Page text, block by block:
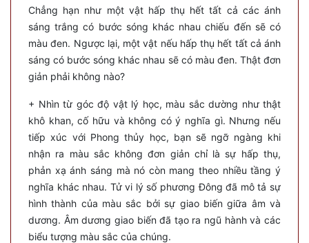
Chẳng hạn như một vật hấp thụ hết tất cả các ánh
sáng trắng có bước sóng khác nhau chiếu đến sẽ có
màu đen. Ngược lại, một vật nếu hấp thụ hết tất cả ánh
sáng có bước sóng khác nhau sẽ có màu đen. Thật đơn
giản phải không nào?
+ Nhìn từ góc độ vật lý học, màu sắc dường như thật
khô khan, cố hữu và không có ý nghĩa gì. Nhưng nếu
tiếp xúc với Phong thủy học, bạn sẽ ngỡ ngàng khi
nhận ra màu sắc không đơn giản chỉ là sự hấp thụ,
phản xạ ánh sáng mà nó còn mang theo nhiều tầng ý
nghĩa khác nhau. Tử vi lý số phương Đông đã mô tả sự
hình thành của màu sắc bởi sự giao biến giữa âm và
dương. Âm dương giao biến đã tạo ra ngũ hành và các
biểu tượng màu sắc của chúng.